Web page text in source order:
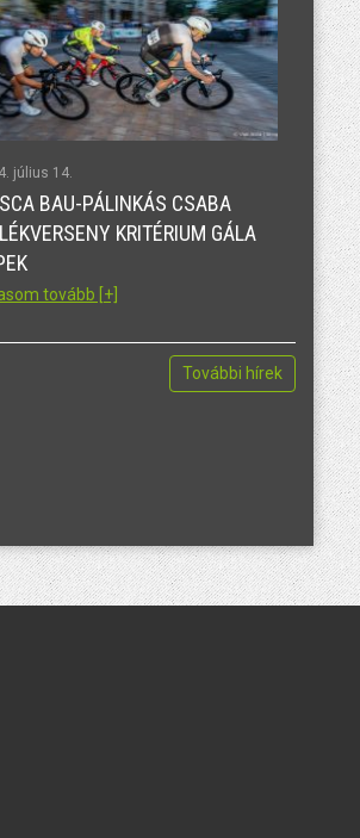
július 14.
BAU-PÁLINKÁS CSABA
KRITÉRIUM GÁLA
tovább [+]
További hírek